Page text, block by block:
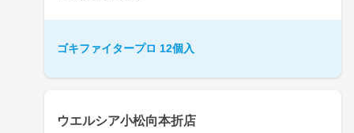
ゴキファイタープロ 12個入
ウエルシア小松向本折店